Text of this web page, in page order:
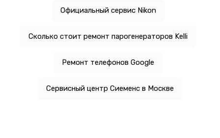
Официальный сервис Nikon
Сколько стоит ремонт парогенераторов Kelli
Ремонт телефонов Google
Сервисный центр Сиеменс в Москве